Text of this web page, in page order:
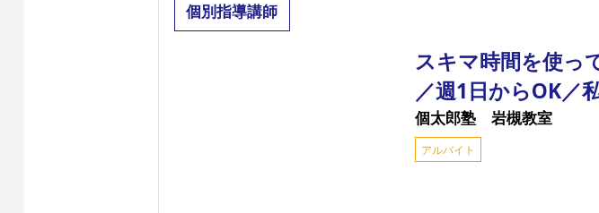
個別指導講師
スキマ時間を使っ
／週1日からOK／
個太郎塾 岩槻教室
アルバイト